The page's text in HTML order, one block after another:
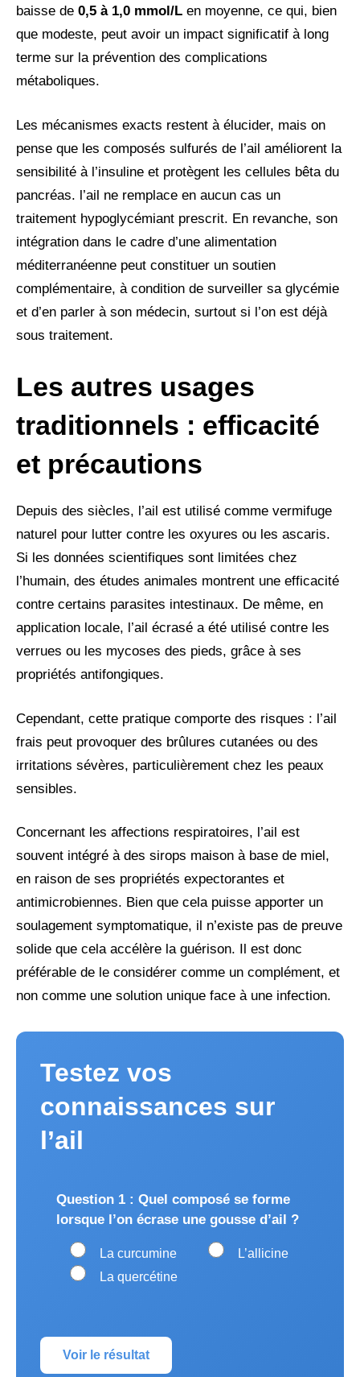
baisse de 0,5 à 1,0 mmol/L en moyenne, ce qui, bien
que modeste, peut avoir un impact significatif à long
terme sur la prévention des complications
métaboliques.
Les mécanismes exacts restent à élucider, mais on
pense que les composés sulfurés de l’ail améliorent la
sensibilité à l’insuline et protègent les cellules bêta du
pancréas. l’ail ne remplace en aucun cas un
traitement hypoglycémiant prescrit. En revanche, son
intégration dans le cadre d’une alimentation
méditerranéenne peut constituer un soutien
complémentaire, à condition de surveiller sa glycémie
et d’en parler à son médecin, surtout si l’on est déjà
sous traitement.
Les autres usages
traditionnels : efficacité
et précautions
Depuis des siècles, l’ail est utilisé comme vermifuge
naturel pour lutter contre les oxyures ou les ascaris.
Si les données scientifiques sont limitées chez
l’humain, des études animales montrent une efficacité
contre certains parasites intestinaux. De même, en
application locale, l’ail écrasé a été utilisé contre les
verrues ou les mycoses des pieds, grâce à ses
propriétés antifongiques.
Cependant, cette pratique comporte des risques : l’ail
frais peut provoquer des brûlures cutanées ou des
irritations sévères, particulièrement chez les peaux
sensibles.
Concernant les affections respiratoires, l’ail est
souvent intégré à des sirops maison à base de miel,
en raison de ses propriétés expectorantes et
antimicrobiennes. Bien que cela puisse apporter un
soulagement symptomatique, il n’existe pas de preuve
solide que cela accélère la guérison. Il est donc
préférable de le considérer comme un complément, et
non comme une solution unique face à une infection.
Testez vos
connaissances sur
l’ail
Question 1 : Quel composé se forme
lorsque l’on écrase une gousse d’ail ?
La curcumine
L’allicine
La quercétine
Voir le résultat